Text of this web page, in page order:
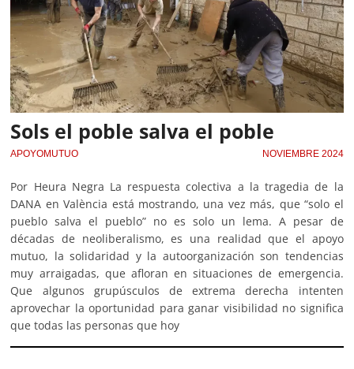
Sols el poble salva el poble
APOYOMUTUO NOVIEMBRE 2024
Por Heura Negra La respuesta colectiva a la tragedia de la
DANA en València está mostrando, una vez más, que “solo el
pueblo salva el pueblo” no es solo un lema. A pesar de
décadas de neoliberalismo, es una realidad que el apoyo
mutuo, la solidaridad y la autoorganización son tendencias
muy arraigadas, que afloran en situaciones de emergencia.
Que algunos grupúsculos de extrema derecha intenten
aprovechar la oportunidad para ganar visibilidad no significa
que todas las personas que hoy